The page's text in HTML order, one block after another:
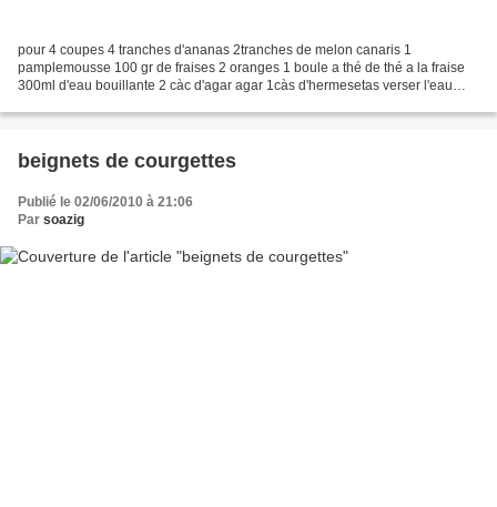
pour 4 coupes 4 tranches d'ananas 2tranches de melon canaris 1
pamplemousse 100 gr de fraises 2 oranges 1 boule a thé de thé a la fraise
300ml d'eau bouillante 2 càc d'agar agar 1càs d'hermesetas verser l'eau
beignets de courgettes
Publié le 02/06/2010 à 21:06
Par soazig